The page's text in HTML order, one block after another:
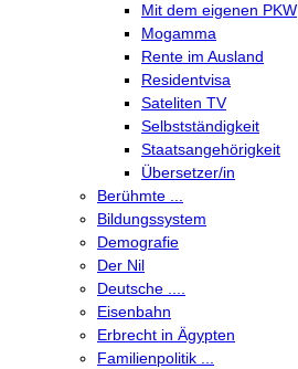
Mit dem eigenen PKW
Mogamma
Rente im Ausland
Residentvisa
Sateliten TV
Selbstständigkeit
Staatsangehörigkeit
Übersetzer/in
Berühmte ...
Bildungssystem
Demografie
Der Nil
Deutsche ....
Eisenbahn
Erbrecht in Ägypten
Familienpolitik ...